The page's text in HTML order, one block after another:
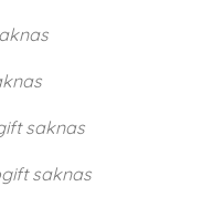
saknas
saknas